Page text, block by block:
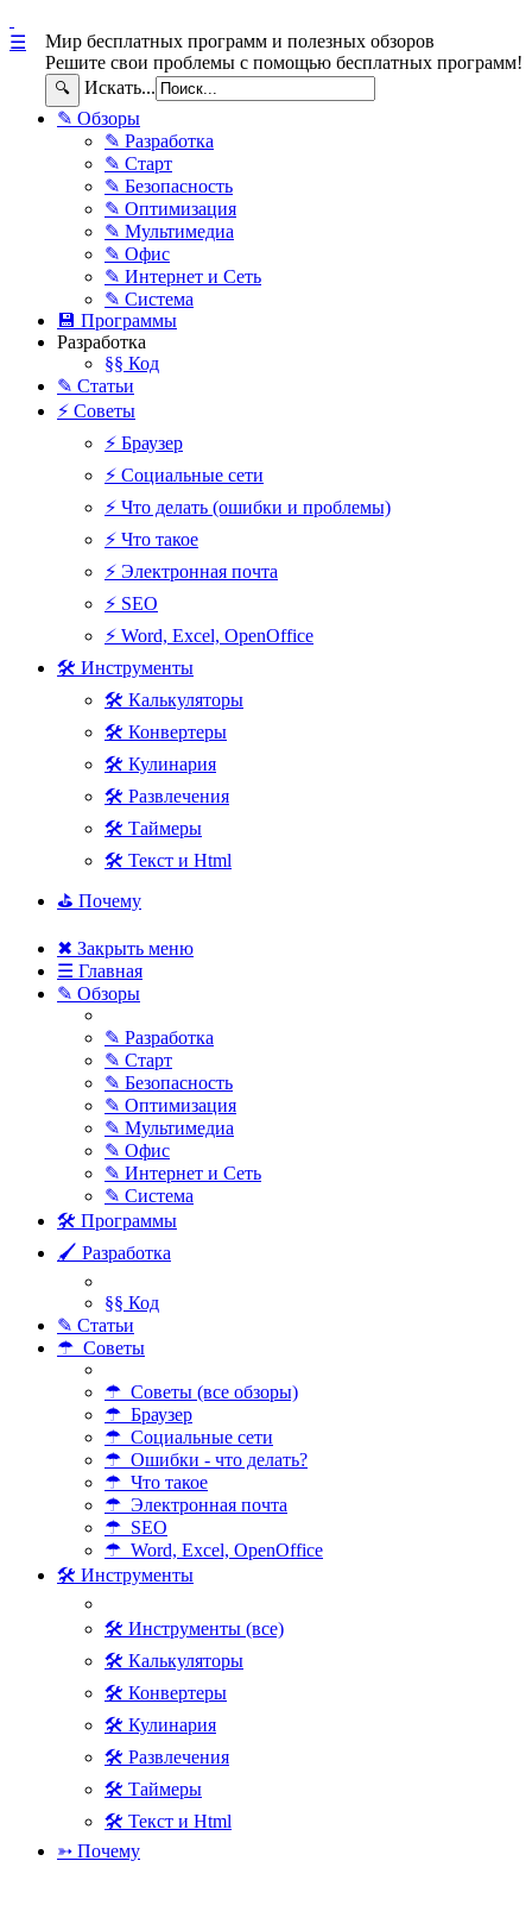
Мир бесплатных программ и полезных обзоров
Решите свои проблемы с помощью бесплатных программ!
🔍 Искать...
☰
✎ Обзоры
✎ Разработка
✎ Старт
✎ Безопасность
✎ Оптимизация
✎ Мультимедиа
✎ Офис
✎ Интернет и Сеть
✎ Система
💾 Программы
Разработка
§§ Код
✎ Статьи
⚡ Советы
⚡ Браузер
⚡ Социальные сети
⚡ Что делать (ошибки и проблемы)
⚡ Что такое
⚡ Электронная почта
⚡ SEO
⚡ Word, Excel, OpenOffice
🛠 Инструменты
🛠 Калькуляторы
🛠 Конвертеры
🛠 Кулинария
🛠 Развлечения
🛠 Таймеры
🛠 Текст и Html
⛳ Почему
✖ Закрыть меню
☰ Главная
✎ Обзоры
✎ Разработка
✎ Старт
✎ Безопасность
✎ Оптимизация
✎ Мультимедиа
✎ Офис
✎ Интернет и Сеть
✎ Система
🛠 Программы
🖌 Разработка
§§ Код
✎ Статьи
☂ Советы
☂ Советы (все обзоры)
☂ Браузер
☂ Социальные сети
☂ Ошибки - что делать?
☂ Что такое
☂ Электронная почта
☂ SEO
☂ Word, Excel, OpenOffice
🛠 Инструменты
🛠 Инструменты (все)
🛠 Калькуляторы
🛠 Конвертеры
🛠 Кулинария
🛠 Развлечения
🛠 Таймеры
🛠 Текст и Html
➳ Почему